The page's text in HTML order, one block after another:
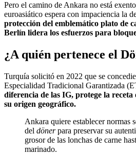
Pero el camino de Ankara no está
euroasiático espera con impaciencia la
protección del emblemático plato de
Berlín lidera los esfuerzos para
¿A quién pertenece el
Turquía solicitó en 2022 que se
Especialidad Tradicional Garantizada
diferencia de las IG, protege la
su origen geográfico.
Ankara quiere establecer normas
del dönerpara preservar su
grosor de las lonchas de carne
marinado.